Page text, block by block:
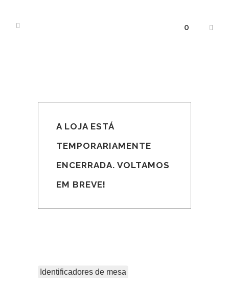
0
A LOJA ESTÁ
TEMPORARIAMENTE
ENCERRADA. VOLTAMOS
EM BREVE!
Identificadores de mesa